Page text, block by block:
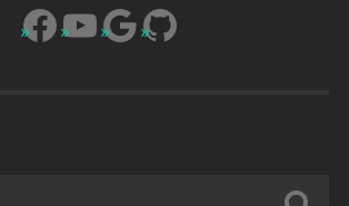
Facebook
YouTube
Google
GitHub